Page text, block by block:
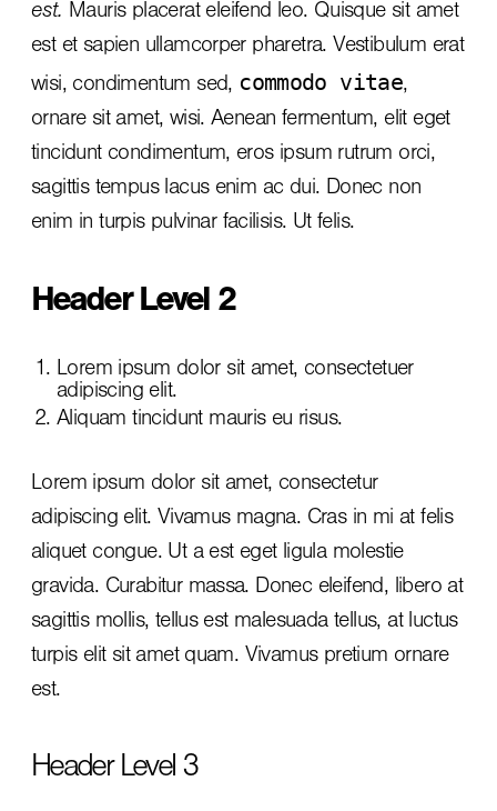
est. Mauris placerat eleifend leo. Quisque sit amet
est et sapien ullamcorper pharetra. Vestibulum erat
wisi, condimentum sed, commodo vitae,
ornare sit amet, wisi. Aenean fermentum, elit eget
tincidunt condimentum, eros ipsum rutrum orci,
sagittis tempus lacus enim ac dui. Donec non
enim in turpis pulvinar facilisis. Ut felis.
Header Level 2
Lorem ipsum dolor sit amet, consectetuer
adipiscing elit.
Aliquam tincidunt mauris eu risus.
Lorem ipsum dolor sit amet, consectetur
adipiscing elit. Vivamus magna. Cras in mi at felis
aliquet congue. Ut a est eget ligula molestie
gravida. Curabitur massa. Donec eleifend, libero at
sagittis mollis, tellus est malesuada tellus, at luctus
turpis elit sit amet quam. Vivamus pretium ornare
est.
Header Level 3